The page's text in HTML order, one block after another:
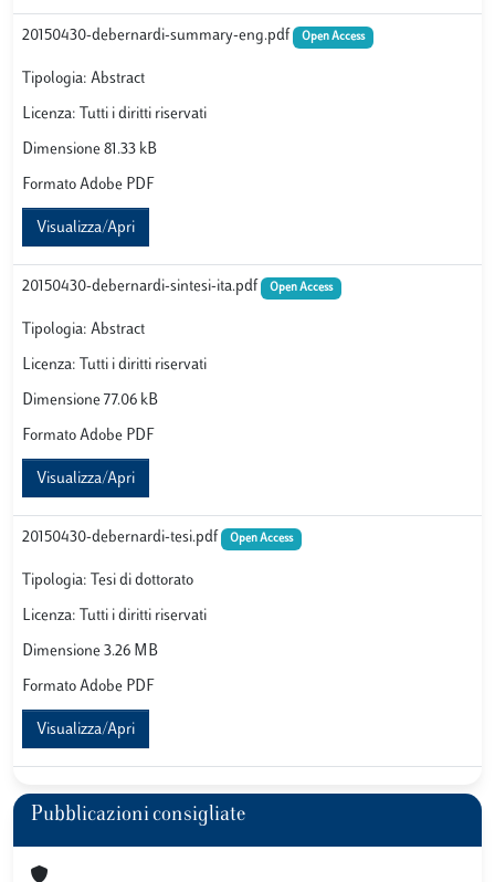
20150430-debernardi-summary-eng.pdf Open Access
Tipologia: Abstract
Licenza: Tutti i diritti riservati
Dimensione 81.33 kB
Formato Adobe PDF
Visualizza/Apri
20150430-debernardi-sintesi-ita.pdf Open Access
Tipologia: Abstract
Licenza: Tutti i diritti riservati
Dimensione 77.06 kB
Formato Adobe PDF
Visualizza/Apri
20150430-debernardi-tesi.pdf Open Access
Tipologia: Tesi di dottorato
Licenza: Tutti i diritti riservati
Dimensione 3.26 MB
Formato Adobe PDF
Visualizza/Apri
Pubblicazioni consigliate